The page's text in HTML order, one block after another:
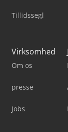
Tillidssegl
Virksomhed
Om os
presse
Jobs